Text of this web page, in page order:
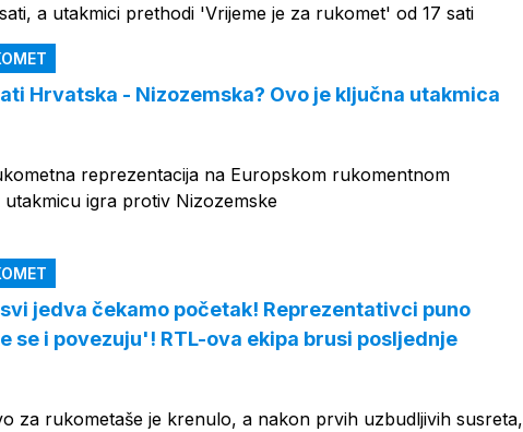
a utakmici prethodi 'Vrijeme je za rukomet' od 17 sati
Hrvatska - Nizozemska? Ovo je ključna utakmica
reprezentacija na Europskom rukomentnom
igra protiv Nizozemske
jedva čekamo početak! Reprezentativci puno
se i povezuju'! RTL-ova ekipa brusi posljednje
za rukometaše je krenulo, a nakon prvih uzbudljivih susreta,